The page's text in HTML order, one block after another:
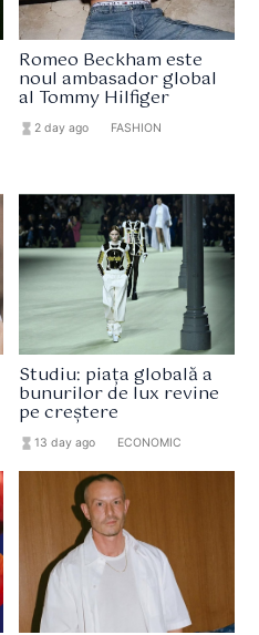
Romeo Beckham este
noul ambasador global
al Tommy Hilfiger
hourglass_full 2 day ago FASHION
Studiu: piața globală a
bunurilor de lux revine
pe creștere
hourglass_full 13 day ago ECONOMIC